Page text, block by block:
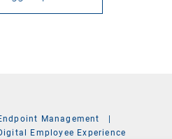
Management
|
Employee Experience